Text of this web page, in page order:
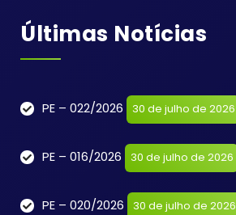
Últimas Notícias
PE – 022/2026 30 de julho de 2026
PE – 016/2026 30 de julho de 2026
PE – 020/2026 30 de julho de 2026